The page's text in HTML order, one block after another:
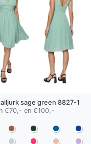
sage green 8827-1
€70,- en €100,-